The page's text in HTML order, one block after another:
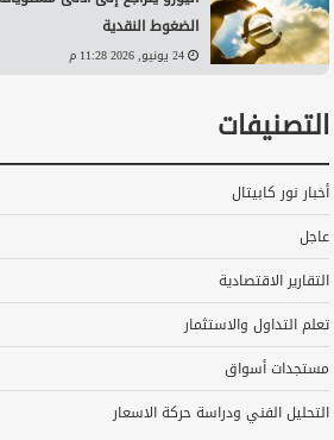
الضغوط النقدية
24 يونيو, 2026 11:28 م
التصنيفات
أخبار نور كابيتال
عاجل
التقارير الاقتصادية
تعلم التداول والاستثمار
مستجدات أسواق
التحليل الفني ودراسة حركة الاسعار